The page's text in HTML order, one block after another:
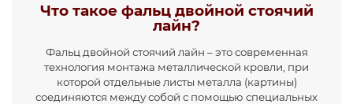
Что такое фальц двойной стоячий
лайн?
Фальц двойной стоячий лайн – это современная
технология монтажа металлической кровли, при
которой отдельные листы металла (картины)
соединяются между собой с помощью специальных